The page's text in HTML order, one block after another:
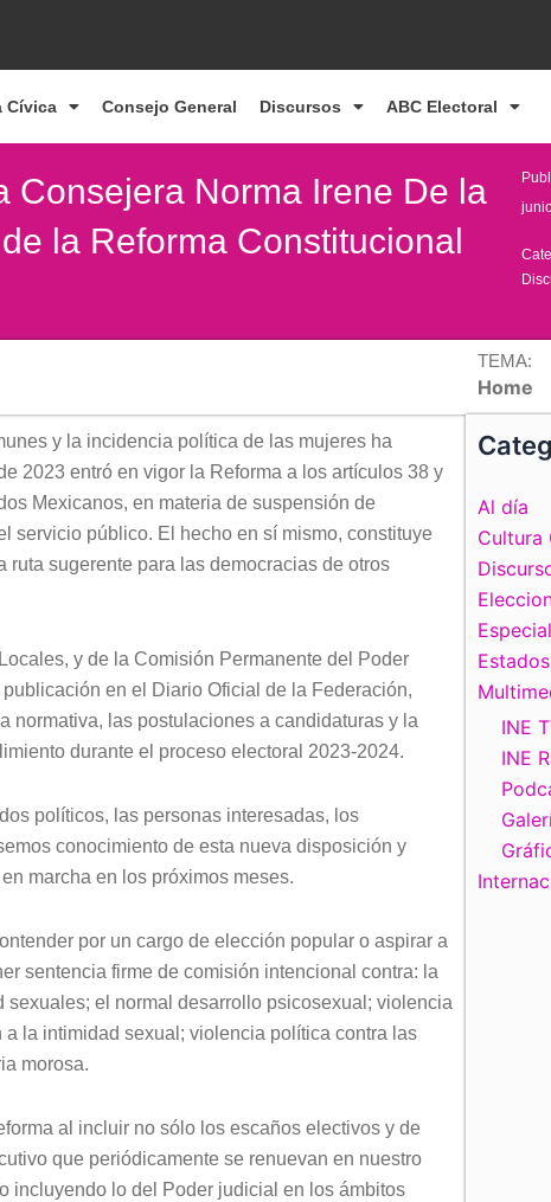
Cívica Consejo General Discursos ABC Electoral
Consejera Norma Irene De la
la Reforma Constitucional
TEMA:
Home
y la incidencia política de las mujeres ha
2023 entró en vigor la Reforma a los artículos 38 y
Mexicanos, en materia de suspensión de
servicio público. El hecho en sí mismo, constituye
sugerente para las democracias de otros
y de la Comisión Permanente del Poder
en el Diario Oficial de la Federación,
normativa, las postulaciones a candidaturas y la
durante el proceso electoral 2023-2024.
políticos, las personas interesadas, los
conocimiento de esta nueva disposición y
marcha en los próximos meses.
por un cargo de elección popular o aspirar a
sentencia firme de comisión intencional contra: la
el normal desarrollo psicosexual; violencia
la intimidad sexual; violencia política contra las
morosa.
al incluir no sólo los escaños electivos y de
que periódicamente se renuevan en nuestro
incluyendo lo del Poder judicial en los ámbitos
Al día
Cultura
Estados
INE
INE